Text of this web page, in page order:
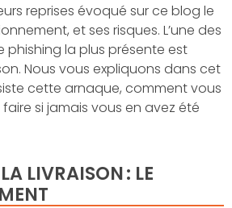
reprises évoqué sur ce blog le
et ses risques. L’une des
phishing la plus présente est
Nous vous expliquons dans cet
cette arnaque, comment vous
si jamais vous en avez été
LIVRAISON : LE